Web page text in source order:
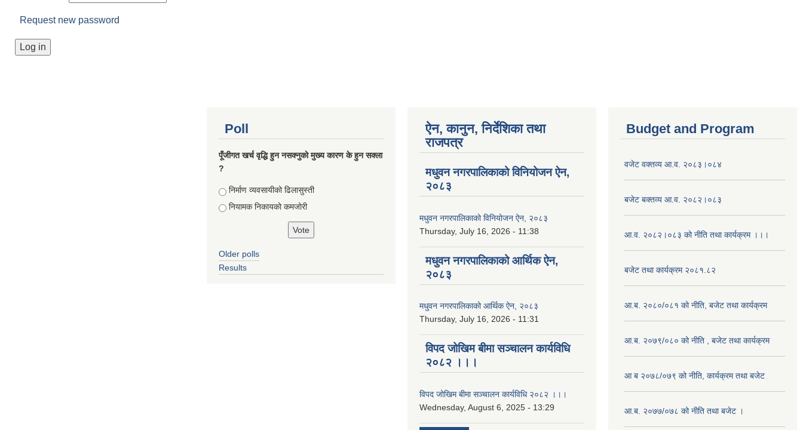
Request new password
Poll
पूँजीगत खर्च वृद्धि हुन नसक्नुको मुख्य कारण के हुन सक्ला
?
Choices
निर्माण व्यवसायीको ढिलासुस्ती
नियामक निकायको कमजोरी
Older polls
Results
ऐन, कानुन, निर्देशिका तथा
राजपत्र
मधुवन नगरपालिकाको विनियोजन ऐन,
२०८३
मधुवन नगरपालिकाको विनियोजन ऐन, २०८३
Thursday, July 16, 2026 - 11:38
मधुवन नगरपालिकाको आर्थिक ऐन,
२०८३
मधुवन नगरपालिकाको आर्थिक ऐन, २०८३
Thursday, July 16, 2026 - 11:31
विपद जोखिम बीमा सञ्चालन कार्यविधि
२०८२ ।।।
विपद जोखिम बीमा सञ्चालन कार्यविधि २०८२ ।।।
Wednesday, August 6, 2025 - 13:29
Budget and Program
वजेट वक्तव्य आ.व. २०८३।०८४
बजेट बक्तव्य आ.व. २०८२।०८३
आ.व. २०८२।०८३ को नीति तथा कार्यक्रम ।।।
बजेट तथा कार्यक्रम २०८१.८२
आ.ब. २०८०/०८१ को नीति, बजेट तथा कार्यक्रम
आ.ब. २०७९/०८० को नीति , बजेट तथा कार्यक्रम
आ ब २०७८/०७९ को नीति, कार्यक्रम तथा बजेट
आ.ब. २०७७/०७८ को नीति तथा बजेट ।